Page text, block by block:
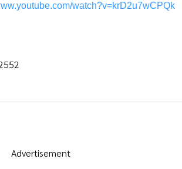
watch?v=krD2u7wCPQk
Advertisement